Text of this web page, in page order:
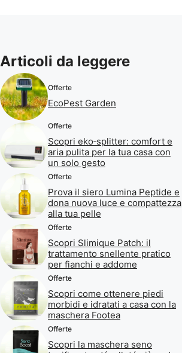
Articoli da leggere
Offerte
EcoPest Garden
Offerte
Scopri eko‑splitter: comfort e
aria pulita per la tua casa con
un solo gesto
Offerte
Prova il siero Lumina Peptide e
dona nuova luce e compattezza
alla tua pelle
Offerte
Scopri Slimique Patch: il
trattamento snellente pratico
per fianchi e addome
Offerte
Scopri come ottenere piedi
morbidi e idratati a casa con la
maschera Footea
Offerte
Scopri la maschera seno